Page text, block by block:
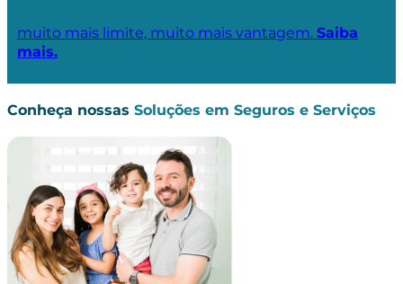
muito mais limite, muito mais vantagem. Saiba
mais.
Conheça nossas Soluções em Seguros e Serviços